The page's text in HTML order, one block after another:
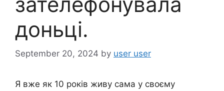
доньці.
September 20, 2024 by user user
Я вже як 10 років живу сама у своєму